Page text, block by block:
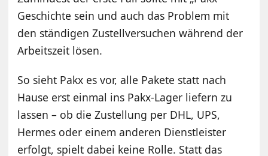
Geschichte sein und auch das Problem mit
den ständigen Zustellversuchen während der
Arbeitszeit lösen.
So sieht Pakx es vor, alle Pakete statt nach
Hause erst einmal ins Pakx-Lager liefern zu
lassen – ob die Zustellung per DHL, UPS,
Hermes oder einem anderen Dienstleister
erfolgt, spielt dabei keine Rolle. Statt das